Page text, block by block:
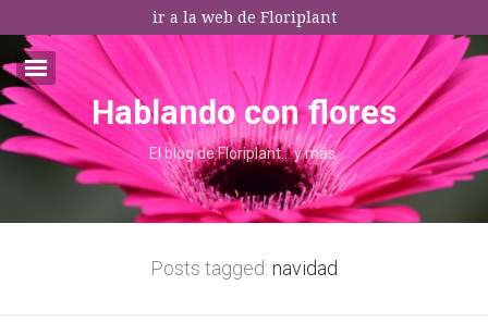
ir a la web de Floriplant
I agree terms and conditions.*
Email:*
* This field is required
Hablando con flores
El blog de Floriplant… y más.
Posts tagged: navidad